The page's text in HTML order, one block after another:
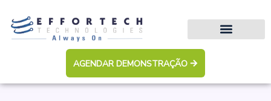
para
AGENDAR DEMONSTRAÇÃO